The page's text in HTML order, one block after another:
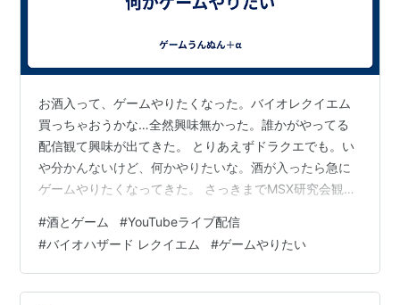
お酒入って、ゲームやりたくなった。バイオレクイエム
買っちゃおうかな…全然興味無かった。誰かがやってる
配信観て興味が出てきた。 とりあえずドラクエでも。い
や分かんないけど、何かやりたいな。酒が入ったら急に
ゲームやりたくなってきた。 さっきまでMSX研究会観て
んだけど、面白くて。興味深い話を聞けた。それでゲー
ムやろうかなぁと。 何やろうか、やっぱりドラクエか。
オクトパストラベラーでも。なんでもいいや、もうかれ
これ一週間以上ゲームやってないので、何やっても同じ
#酒とゲーム #YouTubeライブ配信
#バイオハザード レクイエム #ゲームやりたい